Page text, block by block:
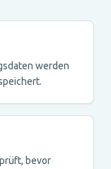
werden
bevor